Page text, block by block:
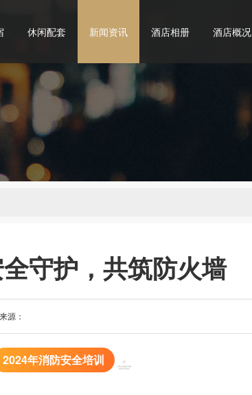
休闲配套 新闻资讯 酒店相册 酒店概况
守护，共筑防火墙
源：
2024年消防安全培训